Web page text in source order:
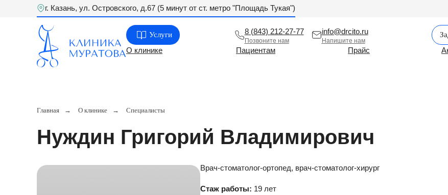
г. Казань, ул. Островского, д.67 (5 минут от ст. метро "Площадь Тукая")
Услуги 8 (843) 212-27-77
Позвоните нам
info@drcito.ru
Напишите нам
О клинике Пациентам Прайс
Главная → О клинике → Специалисты
Нуждин Григорий Владимирович
Врач-стоматолог-ортопед, врач-стоматолог-хирург
Стаж работы: 19 лет